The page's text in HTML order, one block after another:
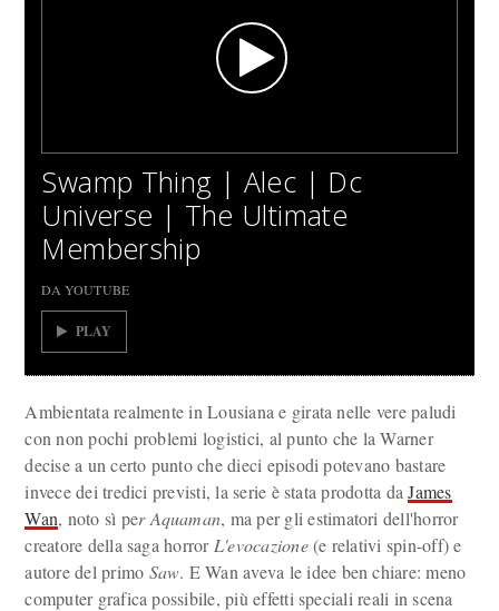
Swamp Thing | Alec | Dc
Universe | The Ultimate
Membership
DA YOUTUBE
PLAY
Ambientata realmente in Lousiana e girata nelle vere paludi
con non pochi problemi logistici, al punto che la Warner
decise a un certo punto che dieci episodi potevano bastare
invece dei tredici previsti, la serie è stata prodotta daJames
Wan, noto sì per Aquaman, ma per gli estimatori dell'horror
creatore della saga horror L'evocazione(e relativi spin-off) e
autore del primo Saw. E Wan aveva le idee ben chiare: meno
computer grafica possibile, più effetti speciali reali in scena